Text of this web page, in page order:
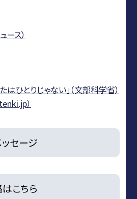
ース）
はひとりじゃない」（文部科学省）
）
セージ
こちら